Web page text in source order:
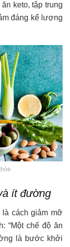
keto, tập trung
đáng kể lượng
ít đường
cách giảm mỡ
“Một chế độ ăn
là bước khởi